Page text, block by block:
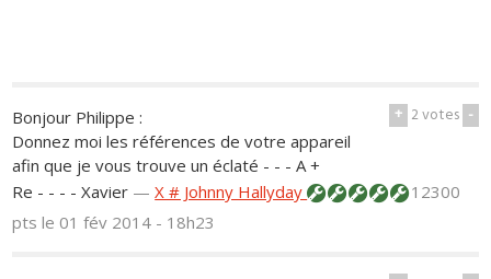
+ 2votes -
Bonjour Philippe :
Donnez moi les références de votre appareil
afin que je vous trouve un éclaté - - - A +
Re - - - - Xavier —X # Johnny Hallyday
12300
ptsle 01 fév 2014 - 18h23